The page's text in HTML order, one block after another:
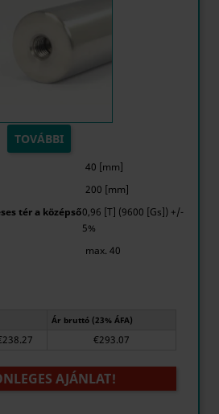
TOVÁBBI
40 [mm]
200 [mm]
tér a középső0,96 [T] (9600 [Gs]) +/-
5%
max. 40
Ár bruttó (23% ÁFA)
€293.07
AJÁNLAT!